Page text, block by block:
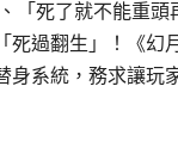
「死了就不能
過翻生」！《幻
系統，務求讓玩